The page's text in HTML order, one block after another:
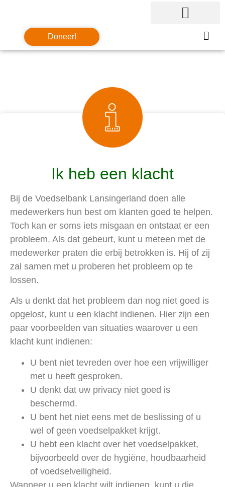
Doneer!
Ik heb een klacht
Bij de Voedselbank Lansingerland doen alle
medewerkers hun best om klanten goed te helpen.
Toch kan er soms iets misgaan en ontstaat er een
probleem. Als dat gebeurt, kunt u meteen met de
medewerker praten die erbij betrokken is. Hij of zij
zal samen met u proberen het probleem op te
lossen.
Als u denkt dat het probleem dan nog niet goed is
opgelost, kunt u een klacht indienen. Hier zijn een
paar voorbeelden van situaties waarover u een
klacht kunt indienen:
U bent niet tevreden over hoe een vrijwilliger
met u heeft gesproken.
U denkt dat uw privacy niet goed is
beschermd.
U bent het niet eens met de beslissing of u
wel of geen voedselpakket krijgt.
U hebt een klacht over het voedselpakket,
bijvoorbeeld over de hygiëne, houdbaarheid
of voedselveiligheid.
Wanneer u een klacht wilt indienen, kunt u die